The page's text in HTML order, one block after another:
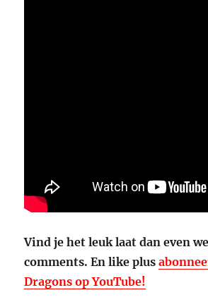
Vind je het leuk laat dan even
comments. En like plus
Dragons op YouTube!